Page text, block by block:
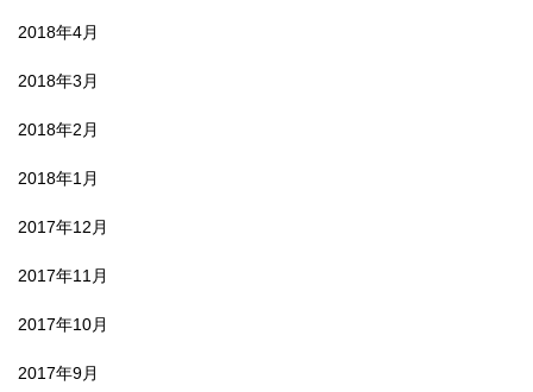
2018年4月
2018年3月
2018年2月
2018年1月
2017年12月
2017年11月
2017年10月
2017年9月